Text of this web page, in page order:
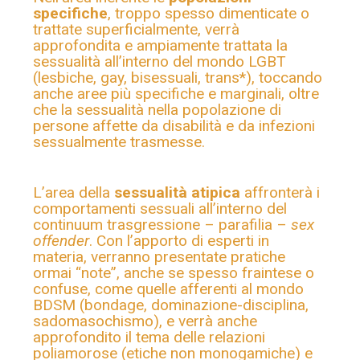
specifiche, troppo spesso dimenticate o
trattate superficialmente, verrà
approfondita e ampiamente trattata la
sessualità all’interno del mondo LGBT
(lesbiche, gay, bisessuali, trans*), toccando
anche aree più specifiche e marginali, oltre
che la sessualità nella popolazione di
persone affette da disabilità e da infezioni
sessualmente trasmesse.
L’area della sessualità atipica affronterà i
comportamenti sessuali all’interno del
continuum trasgressione – parafilia –sex
offender. Con l’apporto di esperti in
materia, verranno presentate pratiche
ormai “note”, anche se spesso fraintese o
confuse, come quelle afferenti al mondo
BDSM (bondage, dominazione-disciplina,
sadomasochismo), e verrà anche
approfondito il tema delle relazioni
poliamorose (etiche non monogamiche) e